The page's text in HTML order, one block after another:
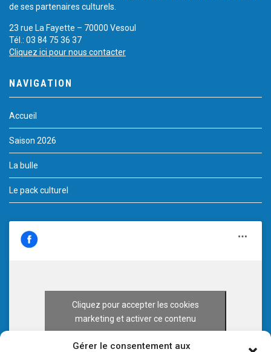
Gérer le consentement aux
de ses partenaires culturels.
23 rue La Fayette – 70000 Vesoul
Tél.: 03 84 75 36 37
Cliquez ici pour nous contacter
NAVIGATION
Accueil
Saison 2026
La bulle
Le pack culturel
Cliquez pour accepter les cookies
marketing et activer ce contenu